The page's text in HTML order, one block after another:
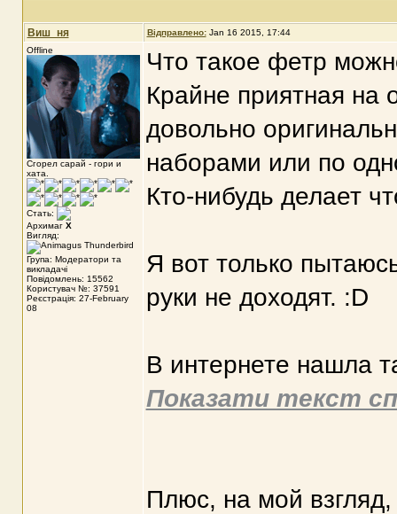
Виш_ня Відправлено: Jan 16 2015, 17:44
Offline
Сгорел сарай - гори и
хата.
Стать:
Архимаг X
Вигляд:
Група: Модератори та
викладачі
Повідомлень: 15562
Користувач №: 37591
Реєстрація: 27-February
08
Что такое фетр
Крайне приятная на
довольно
наборами или по
Кто-нибудь делает
Я вот только
руки не доходят. :D
В интернете нашла
Показати текст
Плюс, на мой